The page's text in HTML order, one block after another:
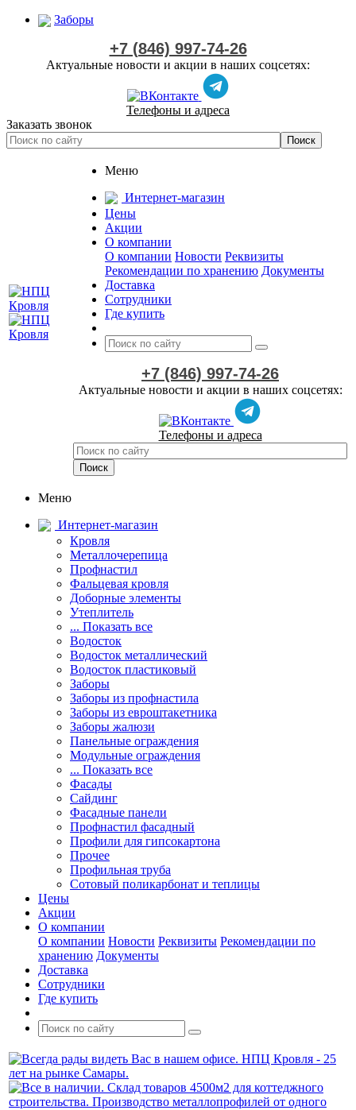
Заборы
+7 (846) 997-74-26
Актуальные новости и акции в наших соцсетях:
Телефоны и адреса
Заказать звонок
Меню
Интернет-магазин
Цены
Акции
О компании
О компании Новости Реквизиты
Рекомендации по хранению Документы
Доставка
Сотрудники
Где купить
+7 (846) 997-74-26
Актуальные новости и акции в наших соцсетях:
Телефоны и адреса
Меню
Интернет-магазин
Кровля
Металлочерепица
Профнастил
Фальцевая кровля
Доборные элементы
Утеплитель
... Показать все
Водосток
Водосток металлический
Водосток пластиковый
Заборы
Заборы из профнастила
Заборы из евроштакетника
Заборы жалюзи
Панельные ограждения
Модульные ограждения
... Показать все
Фасады
Сайдинг
Фасадные панели
Профнастил фасадный
Профили для гипсокартона
Прочее
Профильная труба
Сотовый поликарбонат и теплицы
Цены
Акции
О компании
О компании Новости Реквизиты Рекомендации по
хранению Документы
Доставка
Сотрудники
Где купить